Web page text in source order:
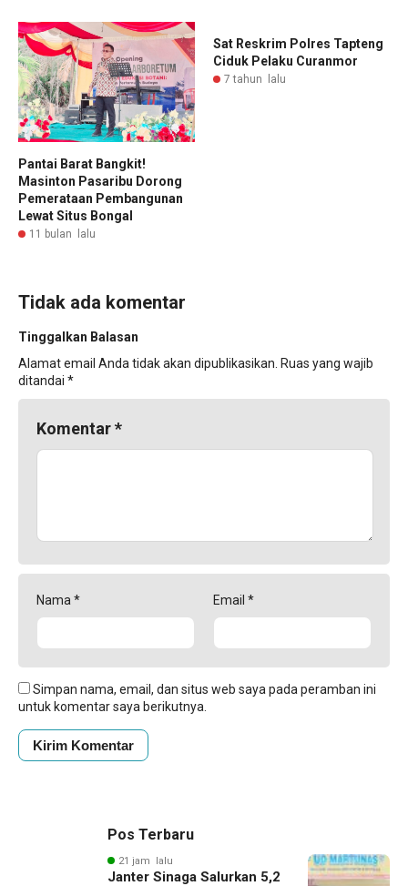
Pantai Barat Bangkit!
Masinton Pasaribu Dorong
Pemerataan Pembangunan
Lewat Situs Bongal
11 bulan lalu
Sat Reskrim Polres Tapteng
Ciduk Pelaku Curanmor
7 tahun lalu
Tidak ada komentar
Tinggalkan Balasan
Alamat email Anda tidak akan dipublikasikan. Ruas yang wajib
ditandai *
Komentar*
Nama * Email *
Simpan nama, email, dan situs web saya pada peramban ini
untuk komentar saya berikutnya.
Pos Terbaru
21 jam lalu
Janter Sinaga Salurkan 5,2